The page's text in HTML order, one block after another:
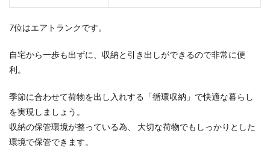
7位はエアトランクです。
自宅から一歩も出ずに、収納と引き出しができるので非常に便
利。
季節に合わせて荷物を出し入れする「循環収納」で快適な暮らし
を実現しましょう。
収納の保管環境が整っている為、 大切な荷物でもしっかりとした
環境で保管できます。